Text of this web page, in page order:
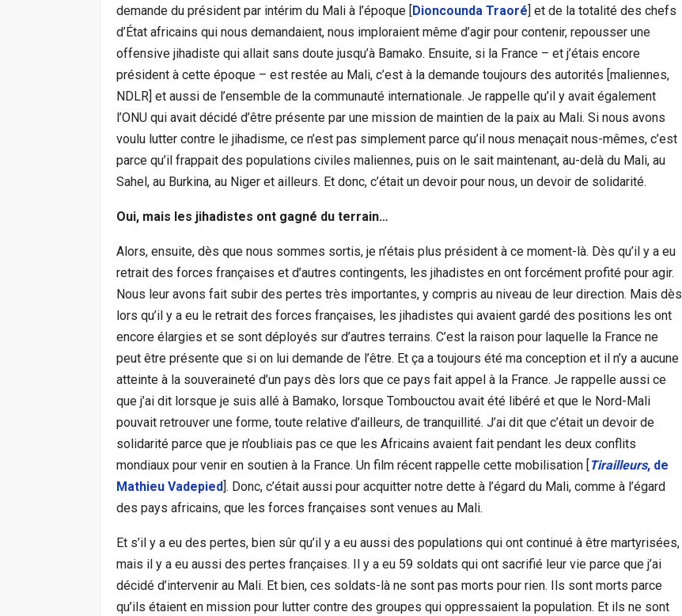
demande du président par intérim du Mali à l’époque [Dioncounda Traoré] et de la totalité des chefs
d’État africains qui nous demandaient, nous imploraient même d’agir pour contenir, repousser une
offensive jihadiste qui allait sans doute jusqu’à Bamako. Ensuite, si la France – et j’étais encore
président à cette époque – est restée au Mali, c’est à la demande toujours des autorités [maliennes,
NDLR] et aussi de l’ensemble de la communauté internationale. Je rappelle qu’il y avait également
l’ONU qui avait décidé d’être présente par une mission de maintien de la paix au Mali. Si nous avons
voulu lutter contre le jihadisme, ce n’est pas simplement parce qu’il nous menaçait nous-mêmes, c’est
parce qu’il frappait des populations civiles maliennes, puis on le sait maintenant, au-delà du Mali, au
Sahel, au Burkina, au Niger et ailleurs. Et donc, c’était un devoir pour nous, un devoir de solidarité.
Oui, mais les jihadistes ont gagné du terrain…
Alors, ensuite, dès que nous sommes sortis, je n’étais plus président à ce moment-là. Dès qu’il y a eu
retrait des forces françaises et d’autres contingents, les jihadistes en ont forcément profité pour agir.
Nous leur avons fait subir des pertes très importantes, y compris au niveau de leur direction. Mais dès
lors qu’il y a eu le retrait des forces françaises, les jihadistes qui avaient gardé des positions les ont
encore élargies et se sont déployés sur d’autres terrains. C’est la raison pour laquelle la France ne
peut être présente que si on lui demande de l’être. Et ça a toujours été ma conception et il n’y a aucune
atteinte à la souveraineté d’un pays dès lors que ce pays fait appel à la France. Je rappelle aussi ce
que j’ai dit lorsque je suis allé à Bamako, lorsque Tombouctou avait été libéré et que le Nord-Mali
pouvait retrouver une forme, toute relative d’ailleurs, de tranquillité. J’ai dit que c’était un devoir de
solidarité parce que je n’oubliais pas ce que les Africains avaient fait pendant les deux conflits
mondiaux pour venir en soutien à la France. Un film récent rappelle cette mobilisation [Tirailleurs, de
Mathieu Vadepied]. Donc, c’était aussi pour acquitter notre dette à l’égard du Mali, comme à l’égard
des pays africains, que les forces françaises sont venues au Mali.
Et s’il y a eu des pertes, bien sûr qu’il y a eu aussi des populations qui ont continué à être martyrisées,
mais il y a eu aussi des pertes françaises. Il y a eu 59 soldats qui ont sacrifié leur vie parce que j’ai
décidé d’intervenir au Mali. Et bien, ces soldats-là ne sont pas morts pour rien. Ils sont morts parce
qu’ils étaient en mission pour lutter contre des groupes qui oppressaient la population. Et ils ne sont